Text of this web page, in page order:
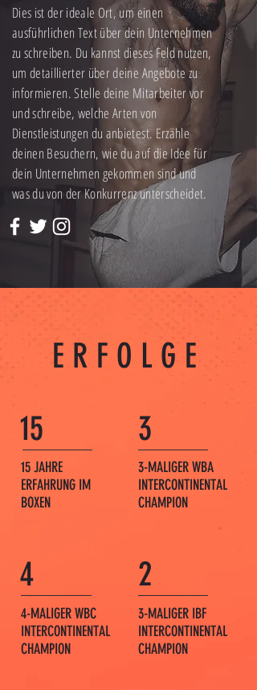
Dies ist der ideale Ort, um einen
ausführlichen Text über dein Unternehmen
zu schreiben. Du kannst dieses Feld nutzen,
um detaillierter über deine Angebote zu
informieren. Stelle deine Mitarbeiter vor
und schreibe, welche Arten von
Dienstleistungen du anbietest. Erzähle
deinen Besuchern, wie du auf die Idee für
dein Unternehmen gekommen sind und
was du von der Konkurrenz unterscheidet.
ERFOLGE
15
15 JAHRE
ERFAHRUNG IM
BOXEN
4
4-MALIGER WBC
INTERCONTINENTAL
CHAMPION
3
3-MALIGER WBA
INTERCONTINENTAL
CHAMPION
2
3-MALIGER IBF
INTERCONTINENTAL
CHAMPION